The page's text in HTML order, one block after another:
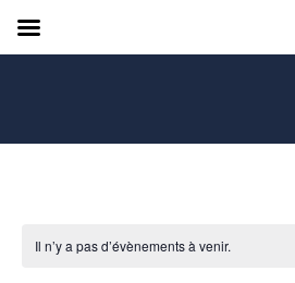
Il n’y a pas d’évènements à venir.